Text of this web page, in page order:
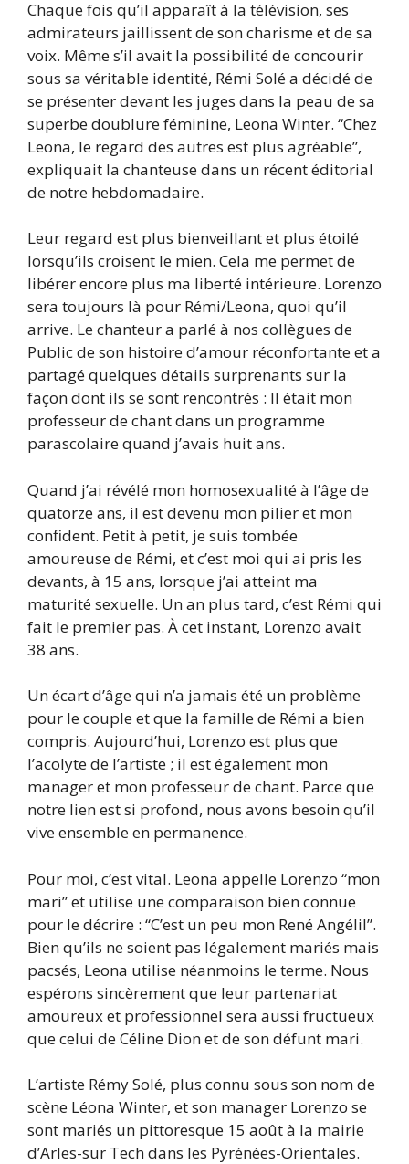
Chaque fois qu’il apparaît à la télévision, ses
admirateurs jaillissent de son charisme et de sa
voix. Même s’il avait la possibilité de concourir
sous sa véritable identité, Rémi Solé a décidé de
se présenter devant les juges dans la peau de sa
superbe doublure féminine, Leona Winter. “Chez
Leona, le regard des autres est plus agréable”,
expliquait la chanteuse dans un récent éditorial
de notre hebdomadaire.
Leur regard est plus bienveillant et plus étoilé
lorsqu’ils croisent le mien. Cela me permet de
libérer encore plus ma liberté intérieure. Lorenzo
sera toujours là pour Rémi/Leona, quoi qu’il
arrive. Le chanteur a parlé à nos collègues de
Public de son histoire d’amour réconfortante et a
partagé quelques détails surprenants sur la
façon dont ils se sont rencontrés : Il était mon
professeur de chant dans un programme
parascolaire quand j’avais huit ans.
Quand j’ai révélé mon homosexualité à l’âge de
quatorze ans, il est devenu mon pilier et mon
confident. Petit à petit, je suis tombée
amoureuse de Rémi, et c’est moi qui ai pris les
devants, à 15 ans, lorsque j’ai atteint ma
maturité sexuelle. Un an plus tard, c’est Rémi qui
fait le premier pas. À cet instant, Lorenzo avait
38 ans.
Un écart d’âge qui n’a jamais été un problème
pour le couple et que la famille de Rémi a bien
compris. Aujourd’hui, Lorenzo est plus que
l’acolyte de l’artiste ; il est également mon
manager et mon professeur de chant. Parce que
notre lien est si profond, nous avons besoin qu’il
vive ensemble en permanence.
Pour moi, c’est vital. Leona appelle Lorenzo “mon
mari” et utilise une comparaison bien connue
pour le décrire : “C’est un peu mon René Angélil”.
Bien qu’ils ne soient pas légalement mariés mais
pacsés, Leona utilise néanmoins le terme. Nous
espérons sincèrement que leur partenariat
amoureux et professionnel sera aussi fructueux
que celui de Céline Dion et de son défunt mari.
L’artiste Rémy Solé, plus connu sous son nom de
scène Léona Winter, et son manager Lorenzo se
sont mariés un pittoresque 15 août à la mairie
d’Arles-sur Tech dans les Pyrénées-Orientales.